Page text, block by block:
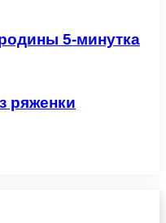
5-минутка
ряженки